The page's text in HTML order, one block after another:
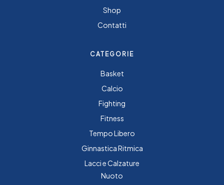
Shop
Contatti
CATEGORIE
Basket
Calcio
Fighting
Fitness
Tempo Libero
Ginnastica Ritmica
Lacci e Calzature
Nuoto